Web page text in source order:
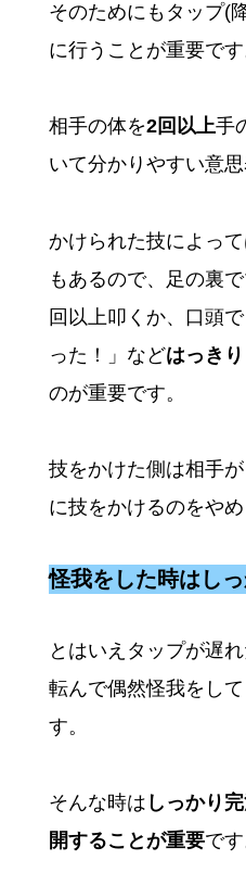
そのためにもタップ(
に行うことが重要です
相手の体を2回以上手
いて分かりやすい意
かけられた技によっ
もあるので、足の裏
回以上叩くか、口頭
った！」などはっき
のが重要です。
技をかけた側は相手
に技をかけるのをやめ
怪我をした時はしっ
とはいえタップが遅
転んで偶然怪我をし
す。
そんな時は しっかり
開することが重要です